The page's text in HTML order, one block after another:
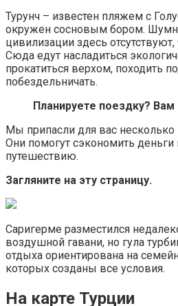
Турунч – известен пляжем с
окружен сосновым бором.
цивилизации здесь
Сюда едут насладиться
прокатиться верхом, походить
побездельничать.
Планируете поездку?
Мы припасли для вас
Они помогут сэкономить деньги
путешествию.
Загляните на эту страницу.
Саригерме разместился
воздушной гавани, но гула
отдыха ориентирована на
которых созданы все условия.
На карте Турции